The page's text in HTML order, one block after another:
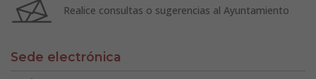
Realice consultas o sugerencias al Ayuntamiento
Sede electrónica